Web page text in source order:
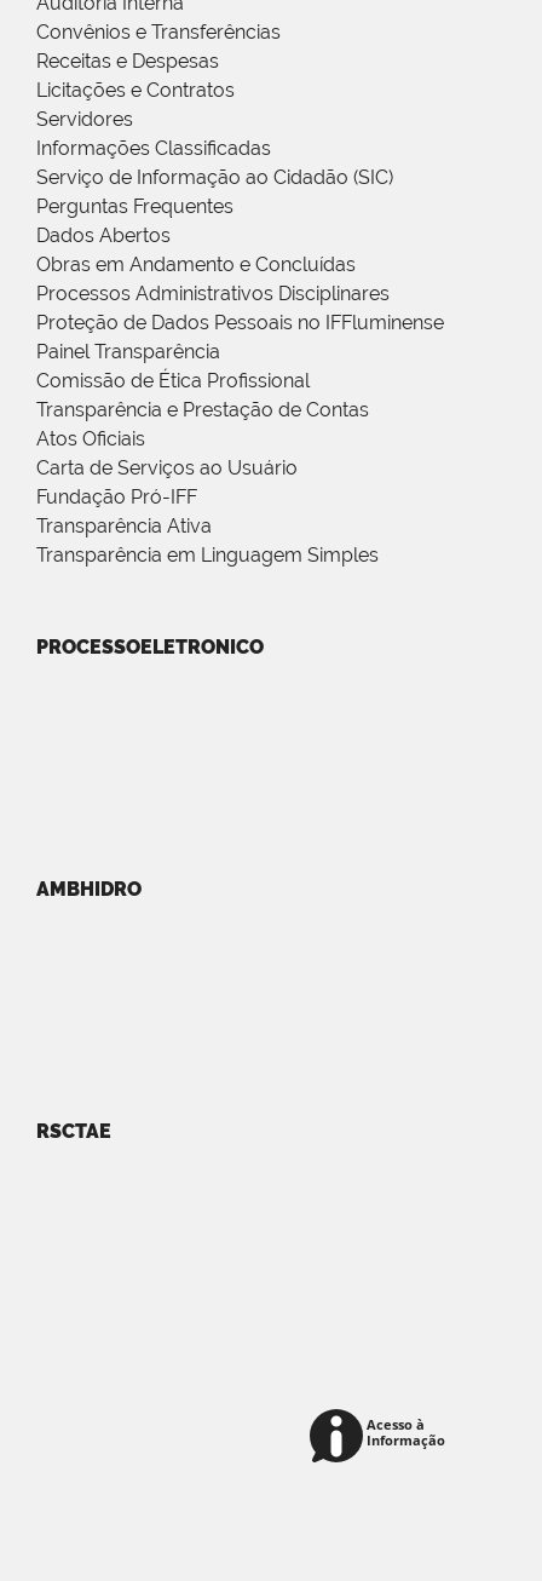
Convênios e Transferências
Receitas e Despesas
Licitações e Contratos
Servidores
Informações Classificadas
Serviço de Informação ao Cidadão (SIC)
Perguntas Frequentes
Dados Abertos
Obras em Andamento e Concluídas
Processos Administrativos Disciplinares
Proteção de Dados Pessoais no IFFluminense
Painel Transparência
Comissão de Ética Profissional
Transparência e Prestação de Contas
Atos Oficiais
Carta de Serviços ao Usuário
Fundação Pró-IFF
Transparência Ativa
Transparência em Linguagem Simples
PROCESSOELETRONICO
AMBHIDRO
RSCTAE